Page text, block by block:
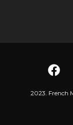
2023. French